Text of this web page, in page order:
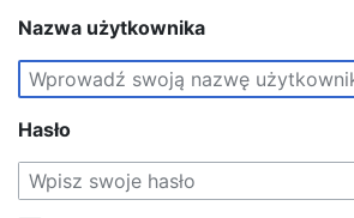
Skocz do:nawigacja,
Nazwa użytkownika
Hasło